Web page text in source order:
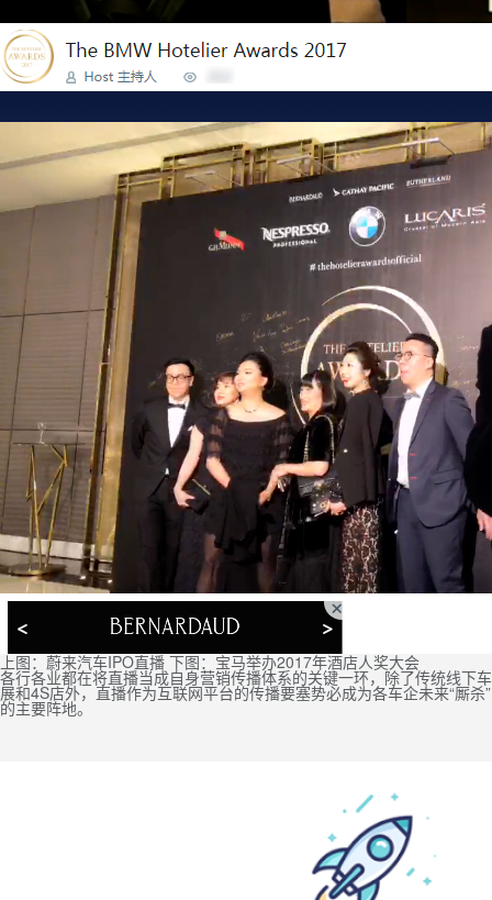
上图：蔚来汽车IPO直播 下图：宝马举办2017年酒店人奖大会
各行各业都在将直播当成自身营销传播体系的关键一环，除了传统线下车
展和4S店外，直播作为互联网平台的传播要塞势必成为各车企未来“厮杀”
的主要阵地。